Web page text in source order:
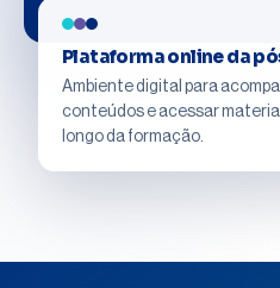
Plataforma online da
Ambiente digital para
conteúdos e acessar
longo da formação.